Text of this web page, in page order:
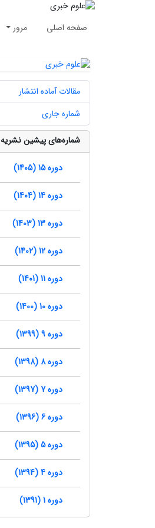
صفحه اصلی مرور
مقالات آماده انتشار
شماره جاری
شماره‌های پیشین نشریه
دوره 15 (1405)
دوره 14 (1404)
دوره 13 (1403)
دوره 12 (1402)
دوره 11 (1401)
دوره 10 (1400)
دوره 9 (1399)
دوره 8 (1398)
دوره 7 (1397)
دوره 6 (1396)
دوره 5 (1395)
دوره 4 (1394)
دوره 1 (1391)